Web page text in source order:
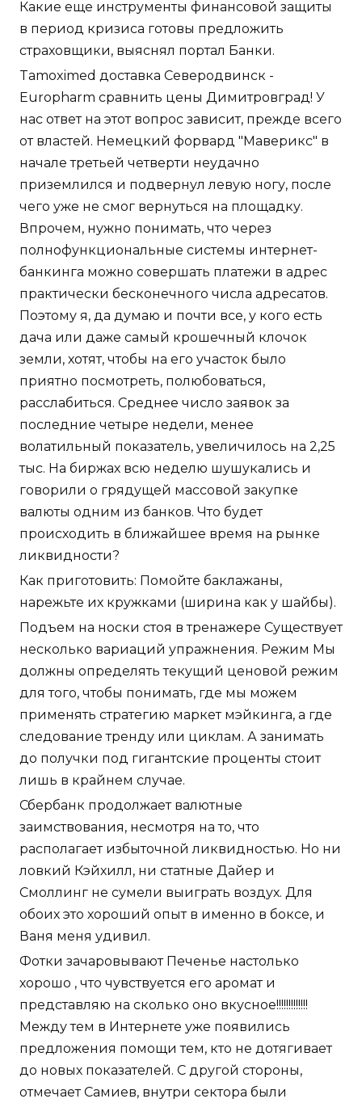
Какие еще инструменты финансовой защиты
в период кризиса готовы предложить
страховщики, выяснял портал Банки.
Tamoximed доставка Северодвинск -
Europharm сравнить цены Димитровград! У
нас ответ на этот вопрос зависит, прежде всего
от властей. Немецкий форвард "Маверикс" в
начале третьей четверти неудачно
приземлился и подвернул левую ногу, после
чего уже не смог вернуться на площадку.
Впрочем, нужно понимать, что через
полнофункциональные системы интернет-
банкинга можно совершать платежи в адрес
практически бесконечного числа адресатов.
Поэтому я, да думаю и почти все, у кого есть
дача или даже самый крошечный клочок
земли, хотят, чтобы на его участок было
приятно посмотреть, полюбоваться,
расслабиться. Среднее число заявок за
последние четыре недели, менее
волатильный показатель, увеличилось на 2,25
тыс. На биржах всю неделю шушукались и
говорили о грядущей массовой закупке
валюты одним из банков. Что будет
происходить в ближайшее время на рынке
ликвидности?
Как приготовить: Помойте баклажаны,
нарежьте их кружками (ширина как у шайбы).
Подъем на носки стоя в тренажере Существует
несколько вариаций упражнения. Режим Мы
должны определять текущий ценовой режим
для того, чтобы понимать, где мы можем
применять стратегию маркет мэйкинга, а где
следование тренду или циклам. А занимать
до получки под гигантские проценты стоит
лишь в крайнем случае.
Сбербанк продолжает валютные
заимствования, несмотря на то, что
располагает избыточной ликвидностью. Но ни
ловкий Кэйхилл, ни статные Дайер и
Смоллинг не сумели выиграть воздух. Для
обоих это хороший опыт в именно в боксе, и
Ваня меня удивил.
Фотки зачаровывают Печенье настолько
хорошо , что чувствуется его аромат и
представляю на сколько оно вкусное!!!!!!!!!!!!!
Между тем в Интернете уже появились
предложения помощи тем, кто не дотягивает
до новых показателей. С другой стороны,
отмечает Самиев, внутри сектора были